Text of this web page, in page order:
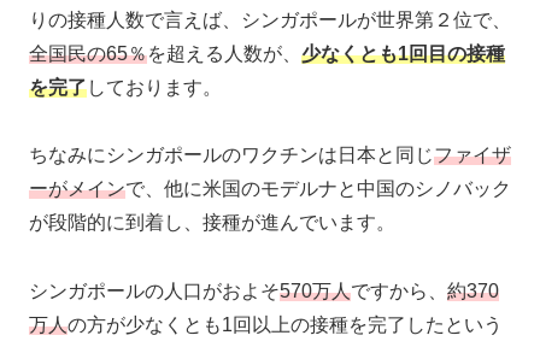
りの接種人数で言えば、シンガポールが世界第２位で、
全国民の65％を超える人数が、 少なくとも1回目の接種
を完了しております。
ちなみにシンガポールのワクチンは日本と同じファイザ
ーがメインで、他に米国のモデルナと中国のシノバック
が段階的に到着し、接種が進んでいます。
シンガポールの人口がおよそ570万人ですから、 約370
万人の方が少なくとも1回以上の接種を完了したという